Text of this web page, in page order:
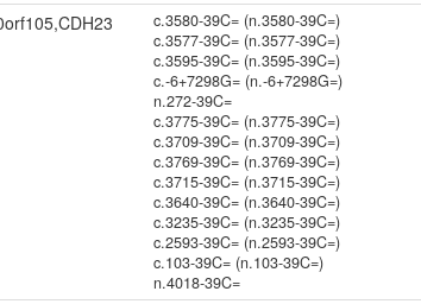
c.3580-39C= (n.3580-39C=)
c.3577-39C= (n.3577-39C=)
c.3595-39C= (n.3595-39C=)
c.-6+7298G= (n.-6+7298G=)
n.272-39C=
c.3775-39C= (n.3775-39C=)
c.3709-39C= (n.3709-39C=)
c.3769-39C= (n.3769-39C=)
c.3715-39C= (n.3715-39C=)
c.3640-39C= (n.3640-39C=)
c.3235-39C= (n.3235-39C=)
c.2593-39C= (n.2593-39C=)
c.103-39C= (n.103-39C=)
n.4018-39C=